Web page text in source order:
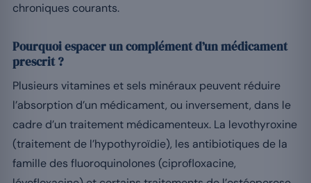
chroniques courants.
Pourquoi espacer un complément d’un médicament
prescrit ?
Plusieurs vitamines et sels minéraux peuvent réduire
l’absorption d’un médicament, ou inversement, dans le
cadre d’un traitement médicamenteux. La levothyroxine
(traitement de l’hypothyroïdie), les antibiotiques de la
famille des fluoroquinolones (ciprofloxacine,